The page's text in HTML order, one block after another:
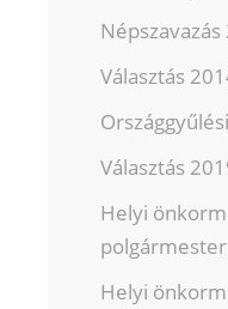
Népszavazás
Választás
Választás
Helyi
Helyi